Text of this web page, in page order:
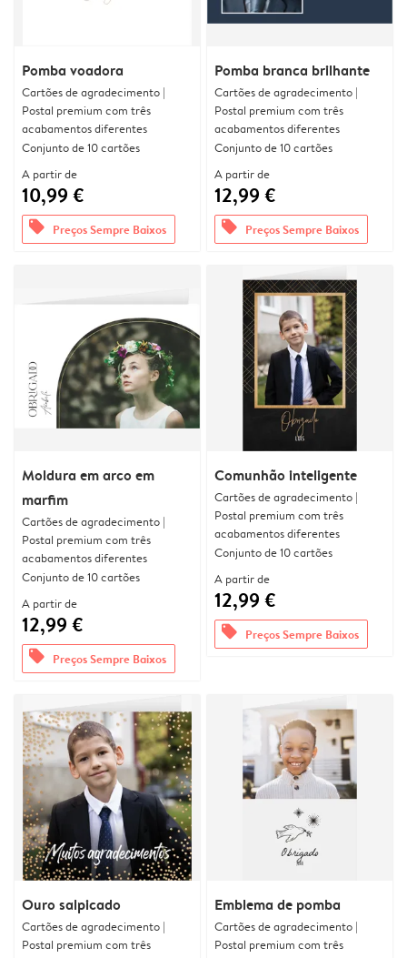
Pomba voadora
Cartões de agradecimento |
Postal premium com três
acabamentos diferentes
Conjunto de 10 cartões
A partir de
10,99 €
offers Preços Sempre Baixos
Pomba branca brilhante
Cartões de agradecimento |
Postal premium com três
acabamentos diferentes
Conjunto de 10 cartões
A partir de
12,99 €
offers Preços Sempre Baixos
Moldura em arco em
marfim
Cartões de agradecimento |
Postal premium com três
acabamentos diferentes
Conjunto de 10 cartões
A partir de
12,99 €
offers Preços Sempre Baixos
Comunhão inteligente
Cartões de agradecimento |
Postal premium com três
acabamentos diferentes
Conjunto de 10 cartões
A partir de
12,99 €
offers Preços Sempre Baixos
Ouro salpicado
Cartões de agradecimento |
Postal premium com três
Emblema de pomba
Cartões de agradecimento |
Postal premium com três